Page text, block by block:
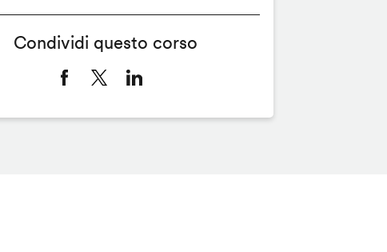
Condividi questo corso